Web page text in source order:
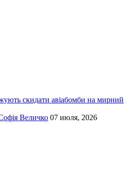
скидати авіабомби на мирний
Величко 07 июля, 2026